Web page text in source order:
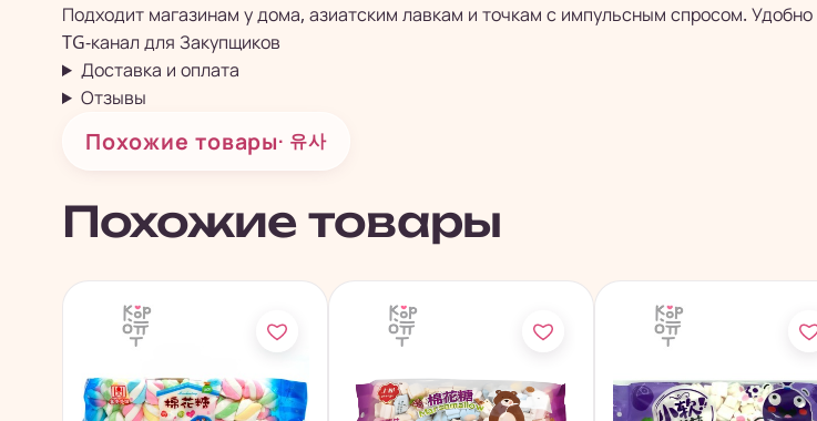
Подходит магазинам у дома, азиатским лавкам и точкам с импульсным спросом. Удобно
TG-канал для Закупщиков
Доставка и оплата
Отзывы
Похожие товары· 유사
Похожие товары